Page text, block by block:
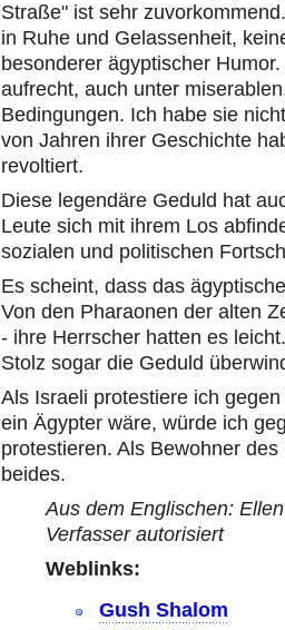
Straße" ist sehr
in Ruhe und Gelassenheit,
besonderer ägyptischer
aufrecht, auch unter
Bedingungen. Ich habe sie
von Jahren ihrer Geschichte
revoltiert.
Diese legendäre Geduld hat
Leute sich mit ihrem Los
sozialen und politischen
Es scheint, dass das
Von den Pharaonen der alten
- ihre Herrscher hatten es
Stolz sogar die Geduld
Als Israeli protestiere ich
ein Ägypter wäre, würde ich
protestieren. Als Bewohner
beides.
Aus dem Englischen:
Verfasser autorisiert
Weblinks:
Gush Shalom